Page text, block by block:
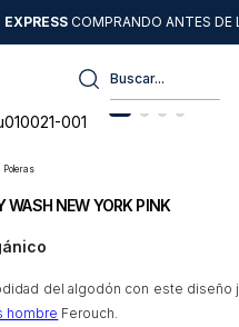
EXPRESSCOMPRANDO ANTES DE
Buscar...
poleras
WASH NEW YORK PINK
del algodón con este diseño
hombre Ferouch.